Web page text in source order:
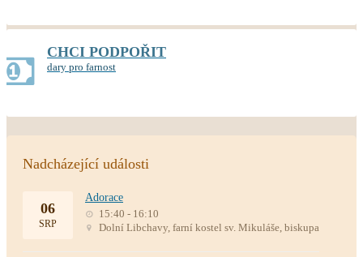
CHCI PODPOŘIT
dary pro farnost
Nadcházející události
06
SRP
Adorace
15:40 - 16:10
Dolní Libchavy, farní kostel sv. Mikuláše, biskupa